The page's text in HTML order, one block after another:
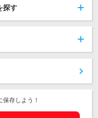
探す
存しよう！